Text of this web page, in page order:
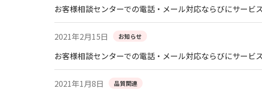
お客様相談センターでの電話・メール対応ならびにサー
2021年2月15日 お知らせ
お客様相談センターでの電話・メール対応ならびにサービ
2021年1月8日 品質関連